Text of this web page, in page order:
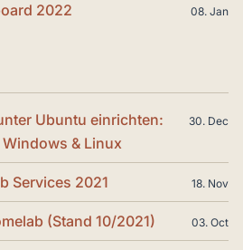
2022 08. Jan
Ubuntu einrichten:
& Linux
30. Dec
Services 2021 18. Nov
(Stand 10/2021) 03. Oct